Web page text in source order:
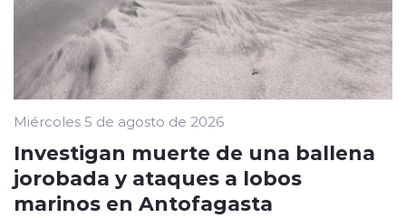
Miércoles 5 de agosto de 2026
Investigan muerte de una ballena
jorobada y ataques a lobos
marinos en Antofagasta